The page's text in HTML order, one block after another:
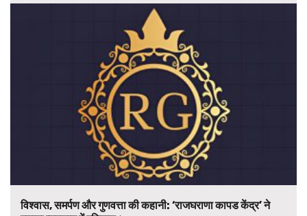
विश्वास, समर्पण और गुणवत्ता की कहानी: ‘राजघराणा कापड केंद्र’ ने